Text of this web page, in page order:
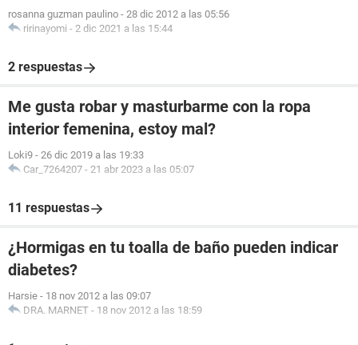
rosanna guzman paulino - 28 dic 2012 a las 05:56
ririnayomi - 2 dic 2021 a las 15:44
2 respuestas
Me gusta robar y masturbarme con la ropa
interior femenina, estoy mal?
Loki9 - 26 dic 2019 a las 19:33
Car_7264207 - 21 abr 2023 a las 05:07
11 respuestas
¿Hormigas en tu toalla de baño pueden indicar
diabetes?
Harsie - 18 nov 2012 a las 09:07
DRA. MARNET - 18 nov 2012 a las 18:59